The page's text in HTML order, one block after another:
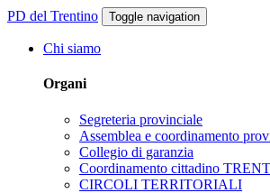
PD del Trentino Toggle navigation
Chi siamo
Organi
Segreteria provinciale
Assemblea e coordinamento
Collegio di garanzia
Coordinamento cittadino
CIRCOLI TERRITORIALI